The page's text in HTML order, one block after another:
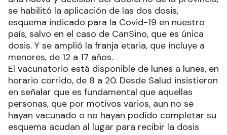
se habilitó la aplicación de las dos dosis,
esquema indicado para la Covid-19 en nuestro
país, salvo en el caso de CanSino, que es única
dosis. Y se amplió la franja etaria, que incluye a
menores, de 12 a 17 años.
El vacunatorio está disponible de lunes a lunes, en
horario corrido, de 8 a 20. Desde Salud insistieron
en señalar que es fundamental que aquellas
personas, que por motivos varios, aun no se
hayan vacunado o no hayan podido completar su
esquema acudan al lugar para recibir la dosis